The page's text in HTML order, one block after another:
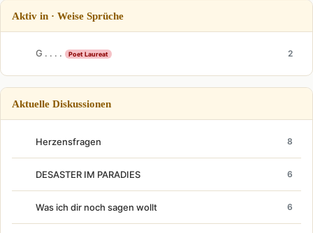
Aktiv in · Weise Sprüche
G . . . . Poet Laureat 2
Aktuelle Diskussionen
Herzensfragen 8
DESASTER IM PARADIES 6
Was ich dir noch sagen wollt 6